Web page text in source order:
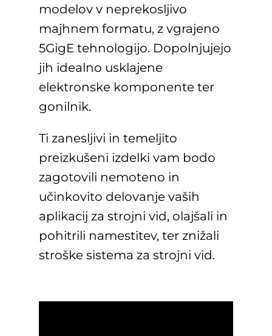
modelov v neprekosljivo
majhnem formatu, z vgrajeno
5GigE tehnologijo. Dopolnjujejo
jih idealno usklajene
elektronske komponente ter
gonilnik.
Ti zanesljivi in temeljito
preizkušeni izdelki vam bodo
zagotovili nemoteno in
učinkovito delovanje vaših
aplikacij za strojni vid, olajšali in
pohitrili namestitev, ter znižali
stroške sistema za strojni vid.